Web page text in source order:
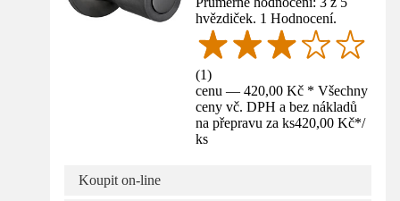
hvězdiček. 1 Hodnocení.
(1)
cenu — 420,00 Kč * Všechny
ceny vč. DPH a bez nákladů
na přepravu za ks420,00 Kč*/
ks
Koupit on-line